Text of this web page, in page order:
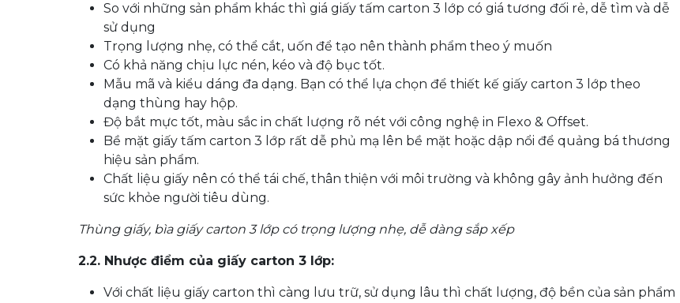
So với những sản phẩm khác thì giá giấy tấm carton 3 lớp có giá tương đối rẻ, dễ tìm và dễ
sử dụng
Trọng lượng nhẹ, có thể cắt, uốn để tạo nên thành phẩm theo ý muốn
Có khả năng chịu lực nén, kéo và độ bục tốt.
Mẫu mã và kiểu dáng đa dạng. Bạn có thể lựa chọn để thiết kế giấy carton 3 lớp theo
dạng thùng hay hộp.
Độ bắt mực tốt, màu sắc in chất lượng rõ nét với công nghệ in Flexo & Offset.
Bề mặt giấy tấm carton 3 lớp rất dễ phủ mạ lên bề mặt hoặc dập nổi để quảng bá thương
hiệu sản phẩm.
Chất liệu giấy nên có thể tái chế, thân thiện với môi trường và không gây ảnh hưởng đến
sức khỏe người tiêu dùng.
Thùng giấy, bìa giấy carton 3 lớp có trọng lượng nhẹ, dễ dàng sắp xếp
2.2. Nhược điểm của giấy carton 3 lớp:
Với chất liệu giấy carton thì càng lưu trữ, sử dụng lâu thì chất lượng, độ bền của sản phẩm